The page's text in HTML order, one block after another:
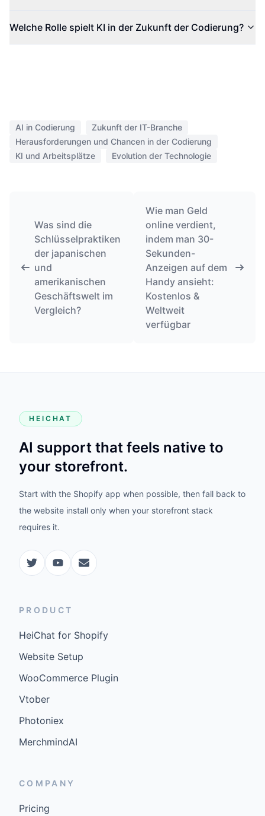
Welche Rolle spielt KI in der Zukunft der Codierung?
AI in Codierung
Zukunft der IT-Branche
Herausforderungen und Chancen in der Codierung
KI und Arbeitsplätze
Evolution der Technologie
Was sind die
Schlüsselpraktiken
der japanischen
und
amerikanischen
Geschäftswelt im
Vergleich?
Wie man Geld
online verdient,
indem man 30-
Sekunden-
Anzeigen auf dem
Handy ansieht:
Kostenlos &
Weltweit
verfügbar
HEICHAT
AI support that feels native to
your storefront.
Start with the Shopify app when possible, then fall back to
the website install only when your storefront stack
requires it.
PRODUCT
HeiChat for Shopify
Website Setup
WooCommerce Plugin
Vtober
Photoniex
MerchmindAI
COMPANY
Pricing